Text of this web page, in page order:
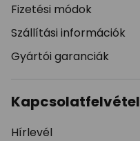
Fizetési módok
Szállítási információk
Gyártói garanciák
Kapcsolatfelvétel
Hírlevél